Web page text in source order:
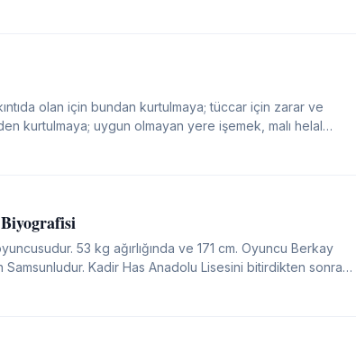
olan için bundan kurtulmaya; tüccar için zarar ve
kurtulmaya; uygun olmayan yere işemek, malı helal
Oyuncu Berkay
Kadir Has Anadolu Lisesini bitirdikten sonra